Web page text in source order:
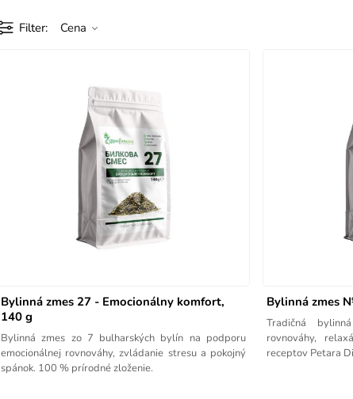
Filter Cena
Bylinná zmes 27 - Emocionálny komfort,
140 g
Bylinná zmes zo 7 bulharských bylín na podporu
emocionálnej rovnováhy, zvládanie stresu a pokojný
spánok. 100 % prírodné zloženie.
Bylinná zmes
Tradičná
rovnováhy,
receptov Petara